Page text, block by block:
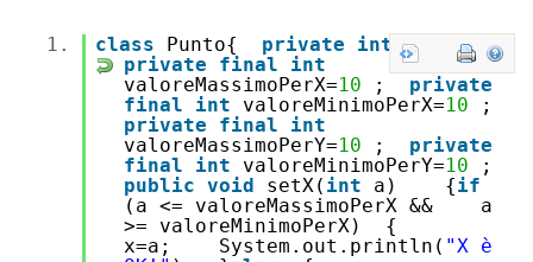
1. class Punto{ private int
x, y;
private
final
int
valoreMassimoPerX=10 ; private
final
int valoreMinimoPerX=10
;
private
final
int
valoreMassimoPerY=10 ; private
final
int valoreMinimoPerY=10
;
public void setX( int a) {if
(a <= valoreMassimoPerX && a
>= valoreMinimoPerX) {
x=a; System.out.println( "X è